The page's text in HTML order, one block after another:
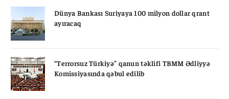
Dünya Bankası Suriyaya 100 milyon dollar qrant
ayıracaq
“Terrorsuz Türkiyə” qanun təklifi TBMM Ədliyyə
Komissiyasında qəbul edilib